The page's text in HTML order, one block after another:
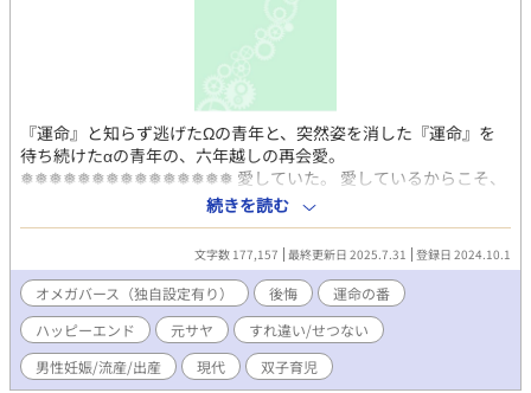
『運命』と知らず逃げたΩの青年と、突然姿を消した『運命』を
待ち続けたαの青年の、六年越しの再会愛。
❅❅❅❅❅❅❅❅❅❅❅❅❅❅❅ 愛していた。 愛しているからこそ、
彼の前から消えようと思った。 『あの日』、すぐに彼に連絡して
いたら、何かが変わったのだろうか………。 けれど、後悔しても
もう遅い。時間は戻らない。 ごめんな…。 こんな俺を愛してくれ
てありがとう。 俺も『愛してる』よ。 俺が愛した、ただひとりの
人…。 どうか『幸せ』にー。 ❅❅❅❅❅❅❅❅❅❅❅❅❅❅❅ ・ご都
合主義、独自解釈ありのオメガバース。全人類が妊娠出産出来る
世界観です。男性も子宮を持ち、女性も孕ませる器官を有しま
す。割と普通に同性カップルがいます。 ・初投稿ですので、矛盾
などはお目溢しいただけると幸いです。 ・投稿前に何度も確認し
続きを読む
文字数 177,157 最終更新日 2025.7.31 登録日 2024.10.1
オメガバース（独自設定有り） 後悔
運命の番
ハッピーエンド
元サヤ
すれ違い/せつない
男性妊娠/流産/出産
現代 双子育児